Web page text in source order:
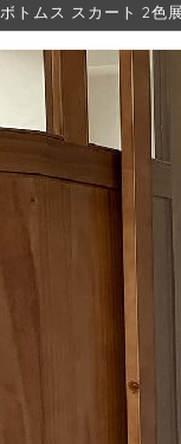
ボトムス スカート 2色